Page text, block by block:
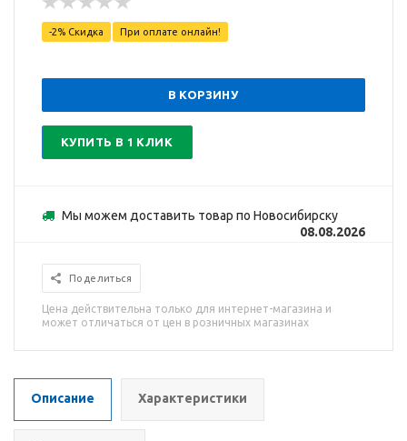
-2% Скидка При оплате онлайн!
В КОРЗИНУ
КУПИТЬ В 1 КЛИК
Мы можем доставить товар по Новосибирску
08.08.2026
Поделиться
Цена действительна только для интернет-магазина и
может отличаться от цен в розничных магазинах
Описание Характеристики